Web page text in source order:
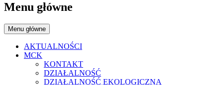
Menu główne
Menu główne
AKTUALNOŚCI
MCK
KONTAKT
DZIAŁALNOŚĆ
DZIAŁALNOŚĆ EKOLOGICZNA